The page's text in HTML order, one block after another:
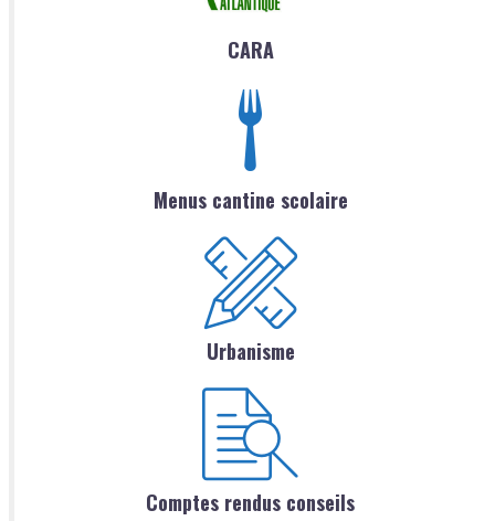
CARA
Menus cantine scolaire
Urbanisme
Comptes rendus conseils